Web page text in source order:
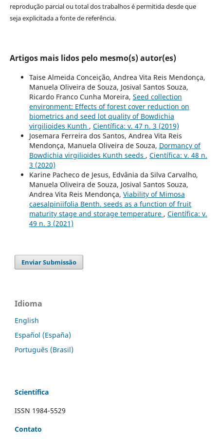
reprodução parcial ou total dos trabalhos é permitida desde que
seja explicitada a fonte de referência.
Artigos mais lidos pelo mesmo(s) autor(es)
Taise Almeida Conceição, Andrea Vita Reis Mendonça,
Manuela Oliveira de Souza, Josival Santos Souza,
Ricardo Franco Cunha Moreira, Seed collection
environment: Effects of forest cover reduction on
biometrics and seed lot quality of Bowdichia
virgilioides Kunth , Científica: v. 47 n. 3 (2019)
Josemara Ferreira dos Santos, Andrea Vita Reis
Mendonça, Manuela Oliveira de Souza, Dormancy of
Bowdichia virgilioides Kunth seeds , Científica: v. 48 n.
3 (2020)
Karine Pacheco de Jesus, Edvânia da Silva Carvalho,
Manuela Oliveira de Souza, Josival Santos Souza,
Andrea Vita Reis Mendonça, Viability of Mimosa
caesalpiniifolia Benth. seeds as a function of fruit
maturity stage and storage temperature , Científica: v.
49 n. 3 (2021)
Enviar Submissão
Idioma
English
Español (España)
Português (Brasil)
Scientífica
ISSN 1984-5529
Contato